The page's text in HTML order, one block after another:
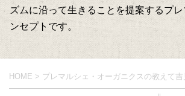
ズムに沿って生きることを提案するプ
ンセプトです。
HOME > プレマルシェ・オーガニクスの教えて吉